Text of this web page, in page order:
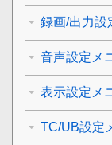
録画/出力設
音声設定メ
表示設定メ
TC/UB設定